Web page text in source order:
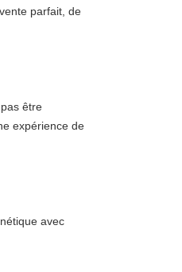
parfait, de
être
expérience de